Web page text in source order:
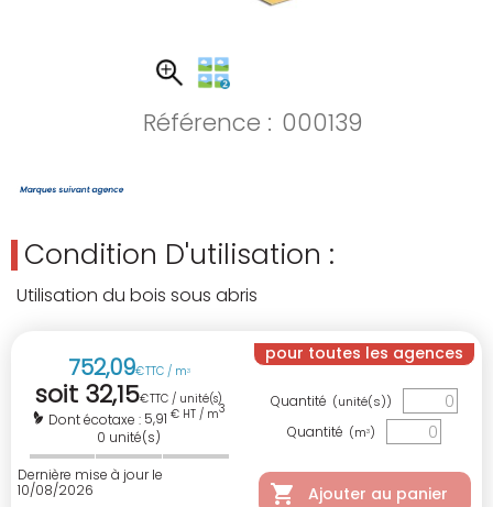
Référence : 000139
Condition D'utilisation :
Utilisation du bois sous abris
752,09€TTC / m3
soit 32,15€TTC / unité(s)
Dont écotaxe : 5,91 € HT / m3
0 unité(s)
Dernière mise à jour le
10/08/2026
pour toutes les agences
Quantité (unité(s))
Quantité (m3)
Ajouter au panier